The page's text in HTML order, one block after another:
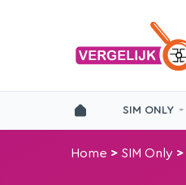
SIM ONLY
Home > SIM Only >